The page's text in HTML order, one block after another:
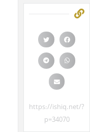
https://ishiq.net/?
p=34070